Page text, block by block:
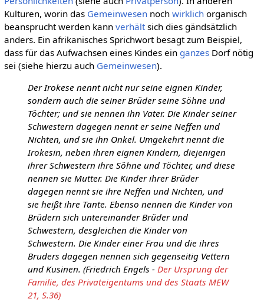
Kulturen, worin das Gemeinwesennoch wirklichorganisch
beansprucht werden kann verhältsich dies gändsätzlich
anders. Ein afrikanisches Sprichwort besagt zum Beispiel,
dass für das Aufwachsen eines Kindes ein ganzesDorf nötig
sei (siehe hierzu auch Gemeinwesen).
Der Irokese nennt nicht nur seine eignen Kinder,
sondern auch die seiner Brüder seine Söhne und
Töchter; und sie nennen ihn Vater. Die Kinder seiner
Schwestern dagegen nennt er seine Neffen und
Nichten, und sie ihn Onkel. Umgekehrt nennt die
Irokesin, neben ihren eignen Kindern, diejenigen
ihrer Schwestern ihre Söhne und Töchter, und diese
nennen sie Mutter. Die Kinder ihrer Brüder
dagegen nennt sie ihre Neffen und Nichten, und
sie heißt ihre Tante. Ebenso nennen die Kinder von
Brüdern sich untereinander Brüder und
Schwestern, desgleichen die Kinder von
Schwestern. Die Kinder einer Frau und die ihres
Bruders dagegen nennen sich gegenseitig Vettern
und Kusinen. (Friedrich Engels - Der Ursprung der
Familie, des Privateigentums und des Staats MEW
21, S.36)